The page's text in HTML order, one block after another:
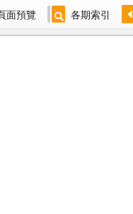
面預覽 各期索引